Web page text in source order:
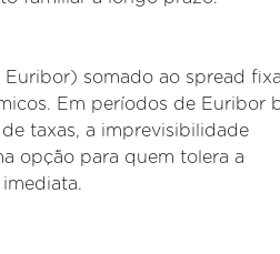
somado ao spread
Em períodos de Euribor
taxas, a imprevisibilidade
opção para quem tolera a
imediata.